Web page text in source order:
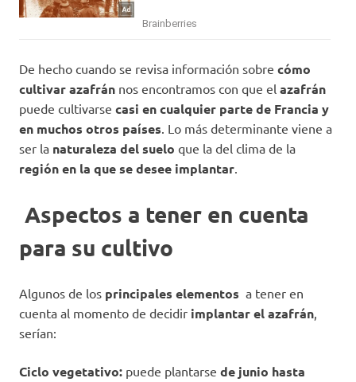
De hecho cuando se revisa información sobre cómo
cultivar azafrán nos encontramos con que el azafrán
puede cultivarse casi en cualquier parte de Francia y
en muchos otros países. Lo más determinante viene a
ser la naturaleza del suelo que la del clima de la
región en la que se desee implantar.
Aspectos a tener en cuenta
para su cultivo
Algunos de los principales elementos a tener en
cuenta al momento de decidir implantar el azafrán,
serían:
Ciclo vegetativo: puede plantarse de junio hasta